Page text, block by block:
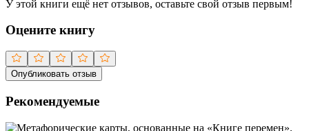
У этой книги ещё нет отзывов, оставьте свой отзыв первым!
Оцените книгу
Опубликовать отзыв
Рекомендуемые